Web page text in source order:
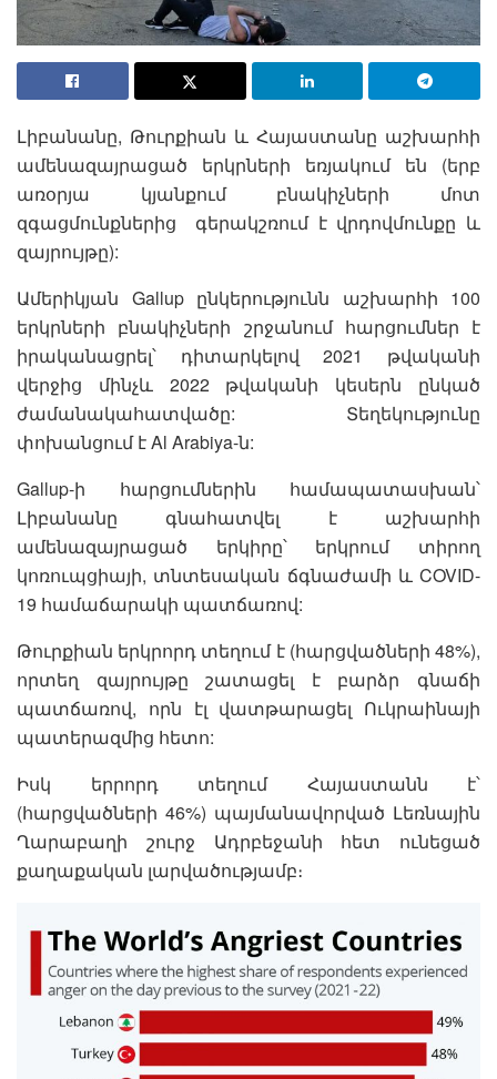
Լիբանանը, Թուրքիան և Հայաստանը աշխարհի
ամենազայրացած երկրների եռյակում են (երբ
առօրյա կյանքում բնակիչների մոտ
զգացմունքներից գերակշռում է վրդովմունքը և
զայրույթը):
Ամերիկյան Gallup ընկերությունն աշխարհի 100
երկրների բնակիչների շրջանում հարցումներ է
իրականացրել՝ դիտարկելով 2021 թվականի
վերջից մինչև 2022 թվականի կեսերն ընկած
ժամանակահատվածը: Տեղեկությունը
փոխանցում է Al Arabiya-ն:
Gallup-ի հարցումներին համապատասխան՝
Լիբանանը գնահատվել է աշխարհի
ամենազայրացած երկիրը՝ երկրում տիրող
կոռուպցիայի, տնտեսական ճգնաժամի և COVID-
19 համաճարակի պատճառով:
Թուրքիան երկրորդ տեղում է (հարցվածների 48%),
որտեղ զայրույթը շատացել է բարձր գնաճի
պատճառով, որն էլ վատթարացել Ուկրաինայի
պատերազմից հետո:
Իսկ երրորդ տեղում Հայաստանն է՝
(հարցվածների 46%) պայմանավորված Լեռնային
Ղարաբաղի շուրջ Ադրբեջանի հետ ունեցած
քաղաքական լարվածությամբ։